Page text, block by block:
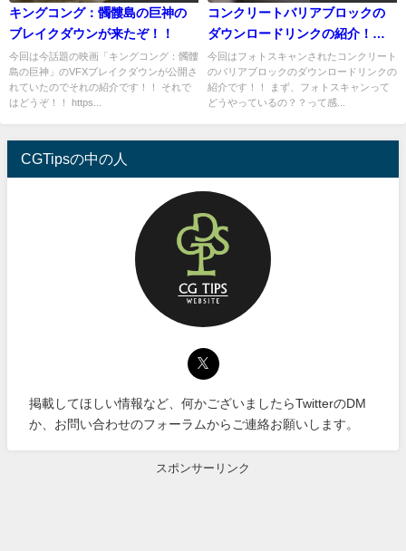
キングコング：髑髏島の巨神の
ブレイクダウンが来たぞ！！
今回は今話題の映画「キングコング：髑髏
島の巨神」のVFXブレイクダウンが公開さ
れていたのでそれの紹介です！！ それで
はどうぞ！！ https...
コンクリートバリアブロックの
ダウンロードリンクの紹介！！
解説PDFもあるよ！←こっちは
無料
今回はフォトスキャンされたコンクリート
のバリアブロックのダウンロードリンクの
紹介です！！ まず、フォトスキャンって
どうやっているの？？って感...
CGTipsの中の人
掲載してほしい情報など、何かございましたらTwitterのDM
か、お問い合わせのフォーラムからご連絡お願いします。
スポンサーリンク